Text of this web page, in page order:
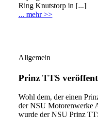
Ring Knutstorp in [...]
... mehr >>
Allgemein
Prinz TTS
Wohl dem, der einen
der NSU Motorenwerke
wurde der NSU Prinz